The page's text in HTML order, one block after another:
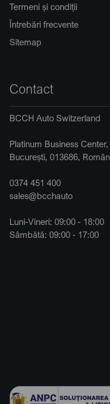
Termeni și condiții
Întrebări frecvente
Sitemap
Contact
BCCH Auto Switzerland
Platinum Business
București, 013686,
0374 451 400
sales@bcchauto
Luni-Vineri: 09:00 - 18:00
Sâmbătă: 09:00 - 17:00